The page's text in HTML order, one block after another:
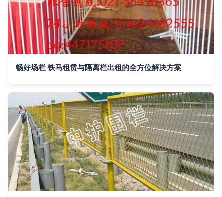
畅好场栏 铁马租赁与隔离栏出租的全方位解决方案